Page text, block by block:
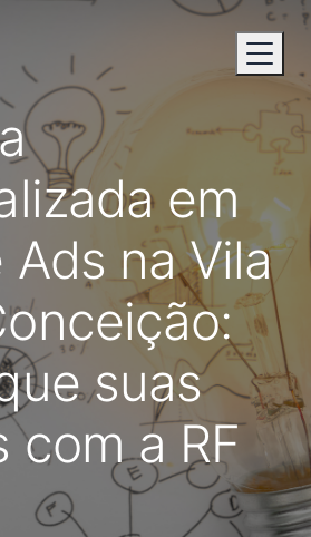
em
Ads na Vila
suas
com a RF